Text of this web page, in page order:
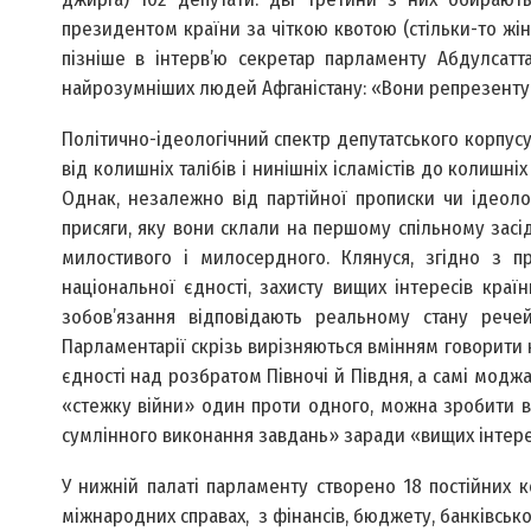
президентом країни за чіткою квотою (стільки-то
пізніше в інтерв’ю секретар парламенту
найрозумніших людей Афганістану: «Вони
Політично-ідеологічний спектр депутатського
від колишніх талібів і нинішніх ісламістів до
Однак, незалежно від партійної прописки чи
присяги, яку вони склали на першому спільному
милостивого і милосердного. Клянуся, згідно з
національної єдності, захисту вищих інтересів
зобов’язання відповідають реальному стану
Парламентарії скрізь вирізняються вмінням
єдності над розбратом Півночі й Півдня, а самі
«стежку війни» один проти одного, можна
сумлінного виконання завдань» заради «вищих
У нижній палаті парламенту створено 18 постійних
міжнародних справах, з фінансів, бюджету,